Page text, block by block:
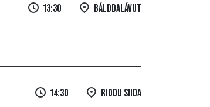
13:30 Bálddalávut
14:30 Riddu Siida